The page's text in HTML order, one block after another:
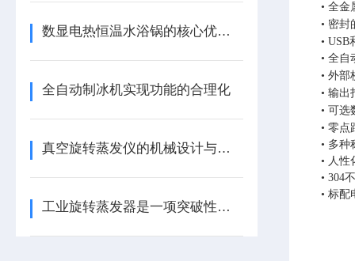
数显电热恒温水浴锅的核心优势及产品特点
全自动制冰机实现功能的合理化
真空旋转蒸发仪的机械设计与加工工艺
工业旋转蒸发器是一项突破性的创新
• 全金
• 密封
• USB
• 全自
• 外部
• 输出
• 可选
• 零点
• 多种
• 人性
• 304
• 标配